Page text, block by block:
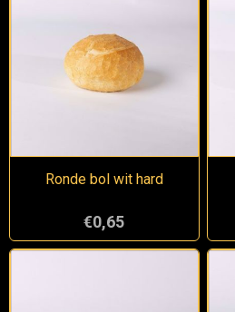
Ronde bol wit hard
€0,65